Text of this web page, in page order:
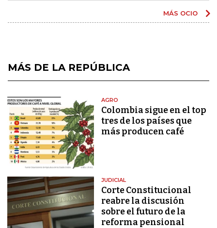
MÁS OCIO
MÁS DE LA REPÚBLICA
AGRO
Colombia sigue en el top
tres de los países que
más producen café
JUDICIAL
Corte Constitucional
reabre la discusión
sobre el futuro de la
reforma pensional